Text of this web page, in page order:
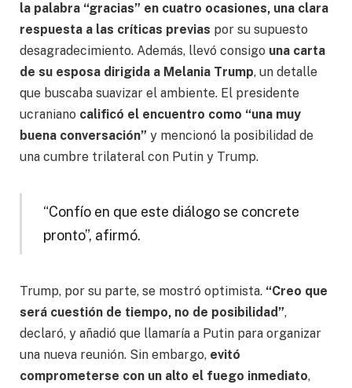
la palabra “gracias” en cuatro ocasiones, una clara
respuesta a las críticas previas por su supuesto
desagradecimiento. Además, llevó consigo una carta
de su esposa dirigida a Melania Trump, un detalle
que buscaba suavizar el ambiente. El presidente
ucraniano calificó el encuentro como “una muy
buena conversación” y mencionó la posibilidad de
una cumbre trilateral con Putin y Trump.
“Confío en que este diálogo se concrete
pronto”, afirmó.
Trump, por su parte, se mostró optimista. “Creo que
será cuestión de tiempo, no de posibilidad”,
declaró, y añadió que llamaría a Putin para organizar
una nueva reunión. Sin embargo, evitó
comprometerse con un alto el fuego inmediato,